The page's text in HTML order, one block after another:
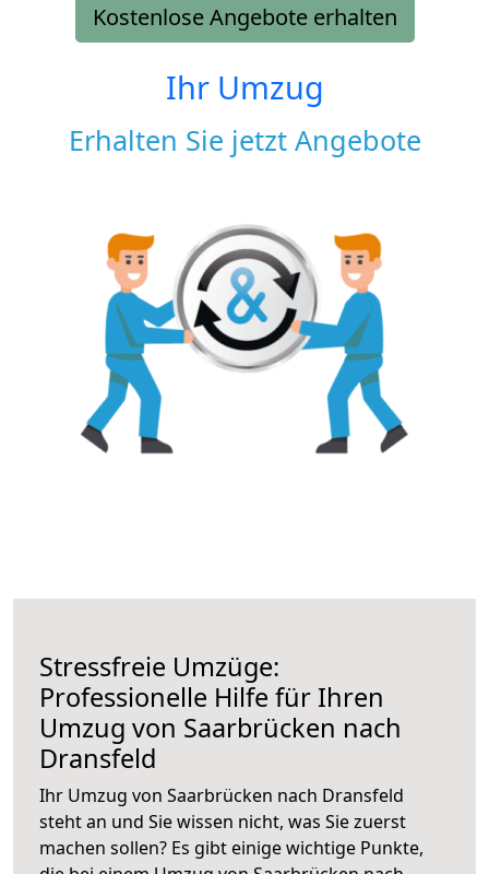
Kostenlose Angebote erhalten
Ihr Umzug
Erhalten Sie jetzt Angebote
Stressfreie Umzüge:
Professionelle Hilfe für Ihren
Umzug von Saarbrücken nach
Dransfeld
Ihr Umzug von Saarbrücken nach Dransfeld
steht an und Sie wissen nicht, was Sie zuerst
machen sollen? Es gibt einige wichtige Punkte,